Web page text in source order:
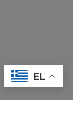
EL